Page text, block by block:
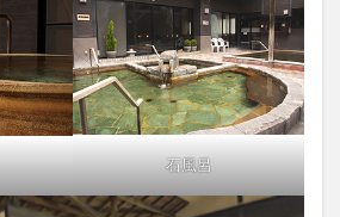
石風呂